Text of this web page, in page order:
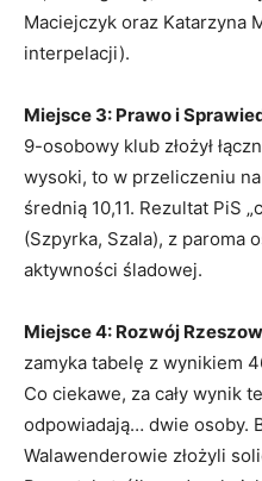
Maciejczyk oraz Katarzyna
interpelacji).
Miejsce 3: Prawo i
9-osobowy klub złożył
wysoki, to w przeliczeniu
średnią 10,11. Rezultat PiS
(Szpyrka, Szala), z paroma
aktywności śladowej.
Miejsce 4: Rozwój
zamyka tabelę z wynikiem
Co ciekawe, za cały wynik
odpowiadają… dwie osoby.
Walawenderowie złożyli